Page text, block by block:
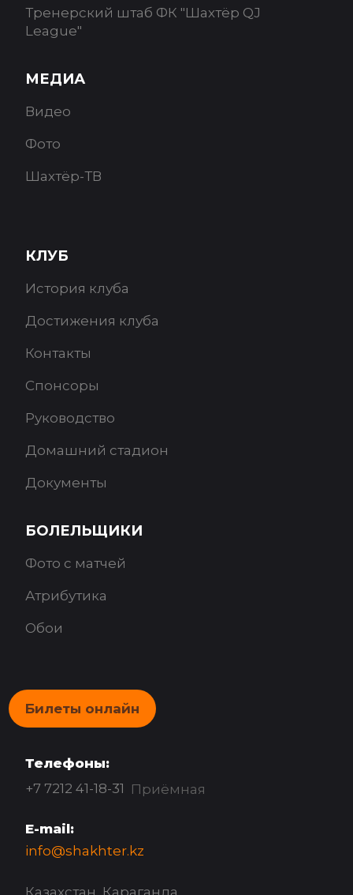
Тренерский штаб ФК "Шахтёр QJ
League"
МЕДИА
Видео
Фото
Шахтёр-ТВ
КЛУБ
История клуба
Достижения клуба
Контакты
Спонсоры
Руководство
Домашний стадион
Документы
БОЛЕЛЬЩИКИ
Фото с матчей
Атрибутика
Обои
Билеты онлайн
Телефоны:
+7 7212 41-18-31 Приёмная
E-mail:
info@shakhter.kz